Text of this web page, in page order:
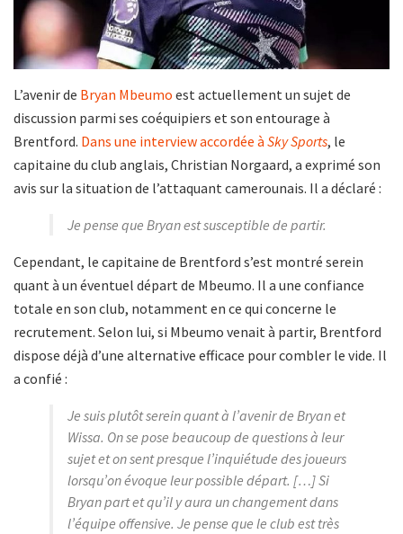
L’avenir de Bryan Mbeumo est actuellement un sujet de
discussion parmi ses coéquipiers et son entourage à
Brentford. Dans une interview accordée à Sky Sports, le
capitaine du club anglais, Christian Norgaard, a exprimé son
avis sur la situation de l’attaquant camerounais. Il a déclaré :
Je pense que Bryan est susceptible de partir.
Cependant, le capitaine de Brentford s’est montré serein
quant à un éventuel départ de Mbeumo. Il a une confiance
totale en son club, notamment en ce qui concerne le
recrutement. Selon lui, si Mbeumo venait à partir, Brentford
dispose déjà d’une alternative efficace pour combler le vide. Il
a confié :
Je suis plutôt serein quant à l’avenir de Bryan et
Wissa. On se pose beaucoup de questions à leur
sujet et on sent presque l’inquiétude des joueurs
lorsqu’on évoque leur possible départ. […] Si
Bryan part et qu’il y aura un changement dans
l’équipe offensive. Je pense que le club est très